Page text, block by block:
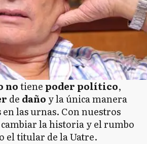
notiene poder político,
de daño y la única manera
en las urnas. Con nuestros
la historia y el rumbo
el titular de la Uatre.